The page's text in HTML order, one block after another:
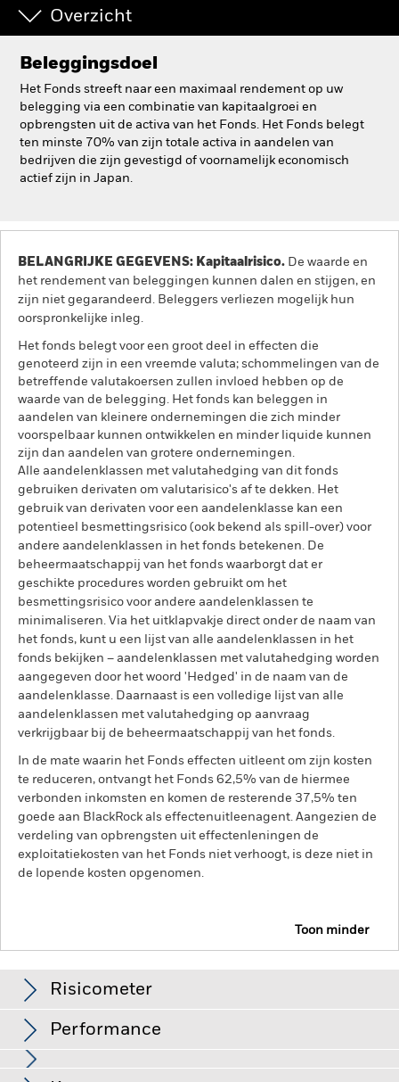
Overzicht
Beleggingsdoel
Het Fonds streeft naar een maximaal rendement op uw
belegging via een combinatie van kapitaalgroei en
opbrengsten uit de activa van het Fonds. Het Fonds belegt
ten minste 70% van zijn totale activa in aandelen van
bedrijven die zijn gevestigd of voornamelijk economisch
actief zijn in Japan.
BELANGRIJKE GEGEVENS: Kapitaalrisico. De waarde en
het rendement van beleggingen kunnen dalen en stijgen, en
zijn niet gegarandeerd. Beleggers verliezen mogelijk hun
oorspronkelijke inleg.
Het fonds belegt voor een groot deel in effecten die
genoteerd zijn in een vreemde valuta; schommelingen van de
betreffende valutakoersen zullen invloed hebben op de
waarde van de belegging. Het fonds kan beleggen in
aandelen van kleinere ondernemingen die zich minder
voorspelbaar kunnen ontwikkelen en minder liquide kunnen
zijn dan aandelen van grotere ondernemingen.
Alle aandelenklassen met valutahedging van dit fonds
gebruiken derivaten om valutarisico's af te dekken. Het
gebruik van derivaten voor een aandelenklasse kan een
potentieel besmettingsrisico (ook bekend als spill-over) voor
andere aandelenklassen in het fonds betekenen. De
beheermaatschappij van het fonds waarborgt dat er
geschikte procedures worden gebruikt om het
besmettingsrisico voor andere aandelenklassen te
minimaliseren. Via het uitklapvakje direct onder de naam van
het fonds, kunt u een lijst van alle aandelenklassen in het
fonds bekijken – aandelenklassen met valutahedging worden
aangegeven door het woord 'Hedged' in de naam van de
aandelenklasse. Daarnaast is een volledige lijst van alle
aandelenklassen met valutahedging op aanvraag
verkrijgbaar bij de beheermaatschappij van het fonds.
In de mate waarin het Fonds effecten uitleent om zijn kosten
te reduceren, ontvangt het Fonds 62,5% van de hiermee
verbonden inkomsten en komen de resterende 37,5% ten
goede aan BlackRock als effectenuitleenagent. Aangezien de
verdeling van opbrengsten uit effectenleningen de
exploitatiekosten van het Fonds niet verhoogt, is deze niet in
de lopende kosten opgenomen.
Toon minder
Risicometer
Performance